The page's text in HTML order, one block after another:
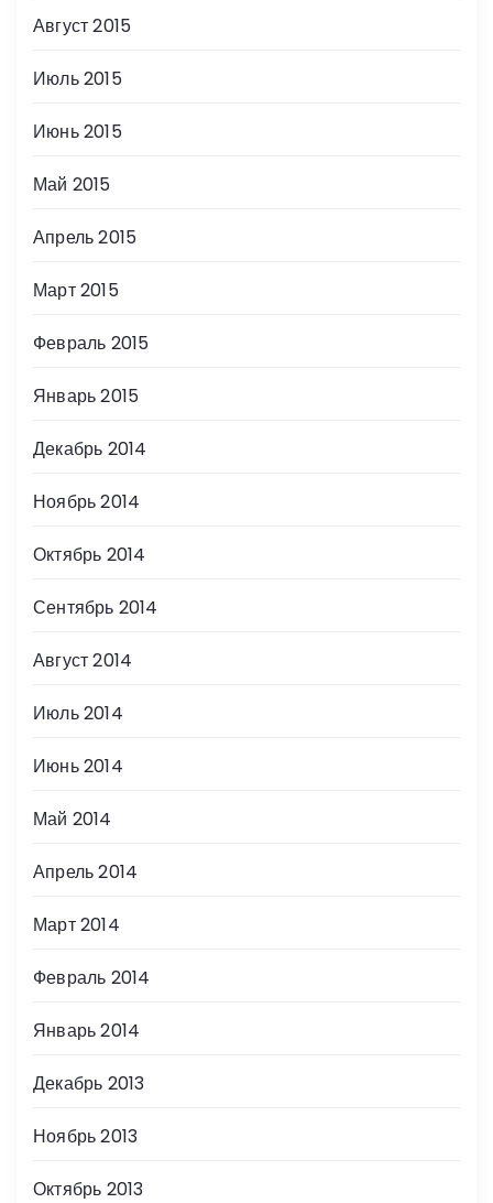
Август 2015
Июль 2015
Июнь 2015
Май 2015
Апрель 2015
Март 2015
Февраль 2015
Январь 2015
Декабрь 2014
Ноябрь 2014
Октябрь 2014
Сентябрь 2014
Август 2014
Июль 2014
Июнь 2014
Май 2014
Апрель 2014
Март 2014
Февраль 2014
Январь 2014
Декабрь 2013
Ноябрь 2013
Октябрь 2013